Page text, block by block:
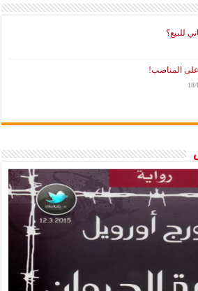
للبيع؟
على المناصب!
18/